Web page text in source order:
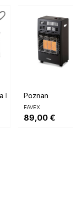
EvolutionPoznan
FAVEX
89,00 €